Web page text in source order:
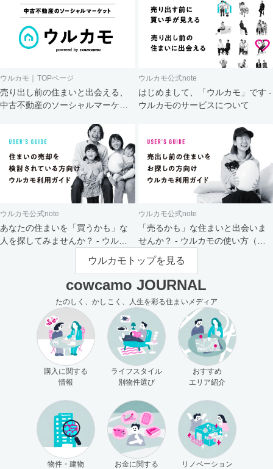
ウルカモ｜TOPページ
売り出し前の住まいと出会える、
中古不動産のソーシャルマーケッ
ウルカモ公式note
はじめまして、「ウルカモ」です -
ウルカモのサービスについて
ウルカモ公式note
あなたの住まいを「買うかも」な
人を探してみませんか？ - ウルカ
ウルカモ公式note
「売るかも」な住まいと出会いま
せんか？ - ウルカモの使い方（買
主さま向け）
ウルカモトップを見る
cowcamo JOURNAL
たのしく、かしこく、人生を彩る住まいメディア
購入に関する
情報
ライフスタイル
別物件選び
おすすめ
エリア紹介
物件・建物
お金に関する
リノベーション